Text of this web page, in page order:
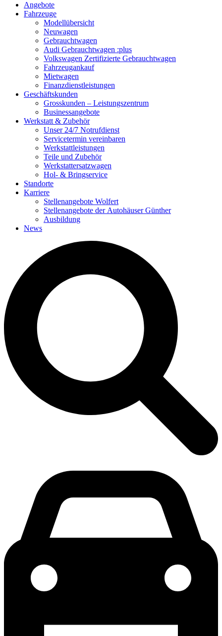
Angebote
Fahrzeuge
Modellübersicht
Neuwagen
Gebrauchtwagen
Audi Gebrauchtwagen :plus
Volkswagen Zertifizierte Gebrauchtwagen
Fahrzeugankauf
Mietwagen
Finanzdienstleistungen
Geschäftskunden
Grosskunden – Leistungszentrum
Businessangebote
Werkstatt & Zubehör
Unser 24/7 Notrufdienst
Servicetermin vereinbaren
Werkstattleistungen
Teile und Zubehör
Werkstattersatzwagen
Hol- & Bringservice
Standorte
Karriere
Stellenangebote Wolfert
Stellenangebote der Autohäuser Günther
Ausbildung
News